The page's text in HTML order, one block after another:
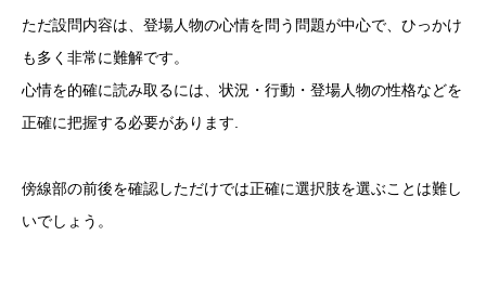
ただ設問内容は、登場人物の心情を問う問題が中心で、ひっかけ
も多く非常に難解です。
心情を的確に読み取るには、状況・行動・登場人物の性格などを
正確に把握する必要があります.
傍線部の前後を確認しただけでは正確に選択肢を選ぶことは難し
いでしょう。